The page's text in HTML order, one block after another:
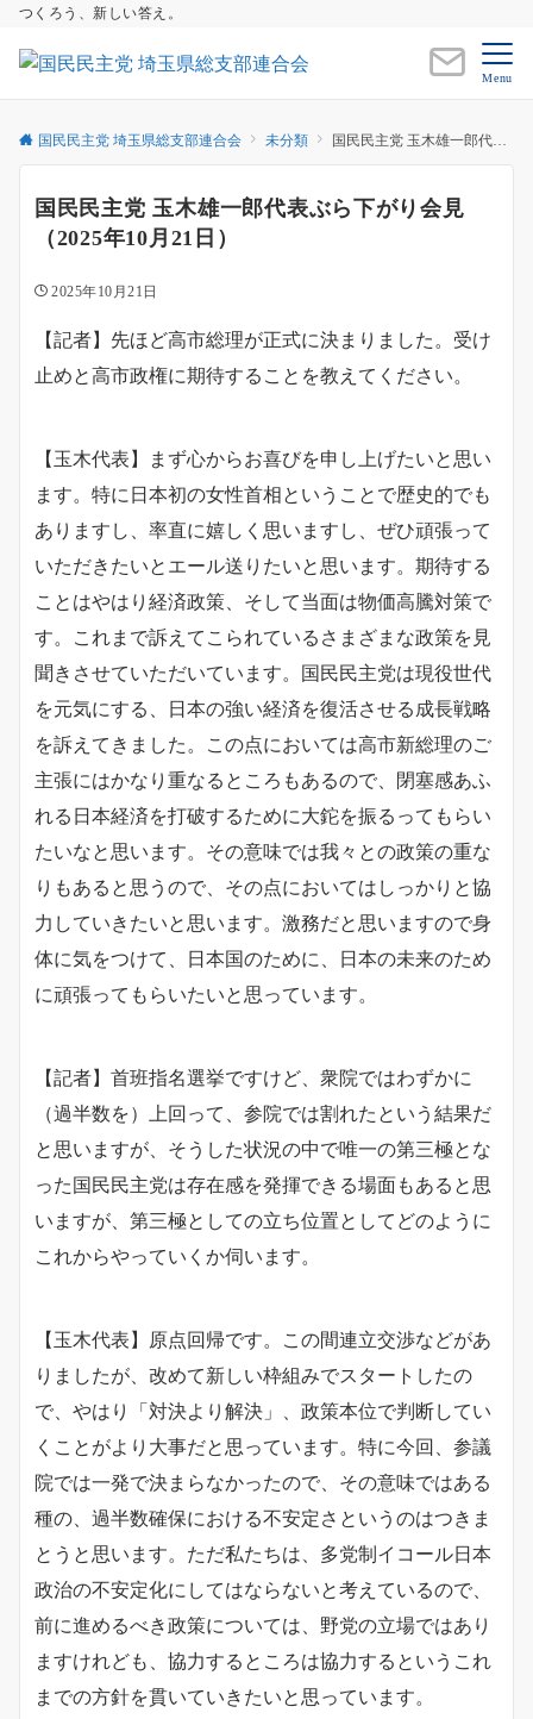
つくろう、新しい答え。
Menu
国民民主党 埼玉県総支部連合会 未分類 国民民主党 玉木雄一郎代表ぶら下がり会見（2025年10月21日）
国民民主党 玉木雄一郎代表ぶら下がり会見
（2025年10月21日）
2025年10月21日
【記者】先ほど高市総理が正式に決まりました。受け
止めと高市政権に期待することを教えてください。
【玉木代表】まず心からお喜びを申し上げたいと思い
ます。特に日本初の女性首相ということで歴史的でも
ありますし、率直に嬉しく思いますし、ぜひ頑張って
いただきたいとエール送りたいと思います。期待する
ことはやはり経済政策、そして当面は物価高騰対策で
す。これまで訴えてこられているさまざまな政策を見
聞きさせていただいています。国民民主党は現役世代
を元気にする、日本の強い経済を復活させる成長戦略
を訴えてきました。この点においては高市新総理のご
主張にはかなり重なるところもあるので、閉塞感あふ
れる日本経済を打破するために大鉈を振るってもらい
たいなと思います。その意味では我々との政策の重な
りもあると思うので、その点においてはしっかりと協
力していきたいと思います。激務だと思いますので身
体に気をつけて、日本国のために、日本の未来のため
に頑張ってもらいたいと思っています。
【記者】首班指名選挙ですけど、衆院ではわずかに
（過半数を）上回って、参院では割れたという結果だ
と思いますが、そうした状況の中で唯一の第三極とな
った国民民主党は存在感を発揮できる場面もあると思
いますが、第三極としての立ち位置としてどのように
これからやっていくか伺います。
【玉木代表】原点回帰です。この間連立交渉などがあ
りましたが、改めて新しい枠組みでスタートしたの
で、やはり「対決より解決」、政策本位で判断してい
くことがより大事だと思っています。特に今回、参議
院では一発で決まらなかったので、その意味ではある
種の、過半数確保における不安定さというのはつきま
とうと思います。ただ私たちは、多党制イコール日本
政治の不安定化にしてはならないと考えているので、
前に進めるべき政策については、野党の立場ではあり
ますけれども、協力するところは協力するというこれ
までの方針を貫いていきたいと思っています。